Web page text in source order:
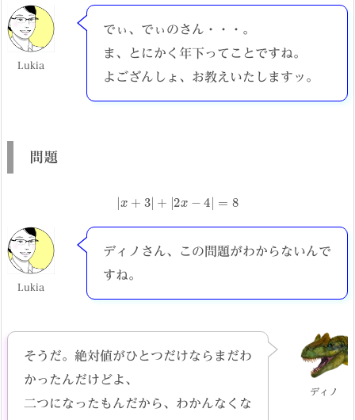
Lukia
でぃ、でぃのさん・・・。
ま、とにかく年下ってことですね。
よござんしょ、お教えいたしますッ。
問題
| +3 + 2x 4 |
Lukia
ディノさん、この問題がわからないんで
すね。
ディノ
そうだ。絶対値がひとつだけならまだわ
かったんだけどよ、
二つになったもんだから、わかんなくな